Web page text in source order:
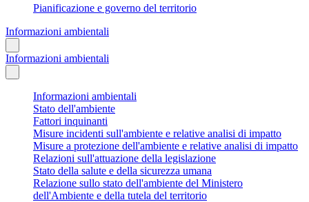
Pianificazione e governo del territorio
Informazioni ambientali
Informazioni ambientali
Informazioni ambientali
Stato dell'ambiente
Fattori inquinanti
Misure incidenti sull'ambiente e relative analisi di impatto
Misure a protezione dell'ambiente e relative analisi di impatto
Relazioni sull'attuazione della legislazione
Stato della salute e della sicurezza umana
Relazione sullo stato dell'ambiente del Ministero
dell'Ambiente e della tutela del territorio